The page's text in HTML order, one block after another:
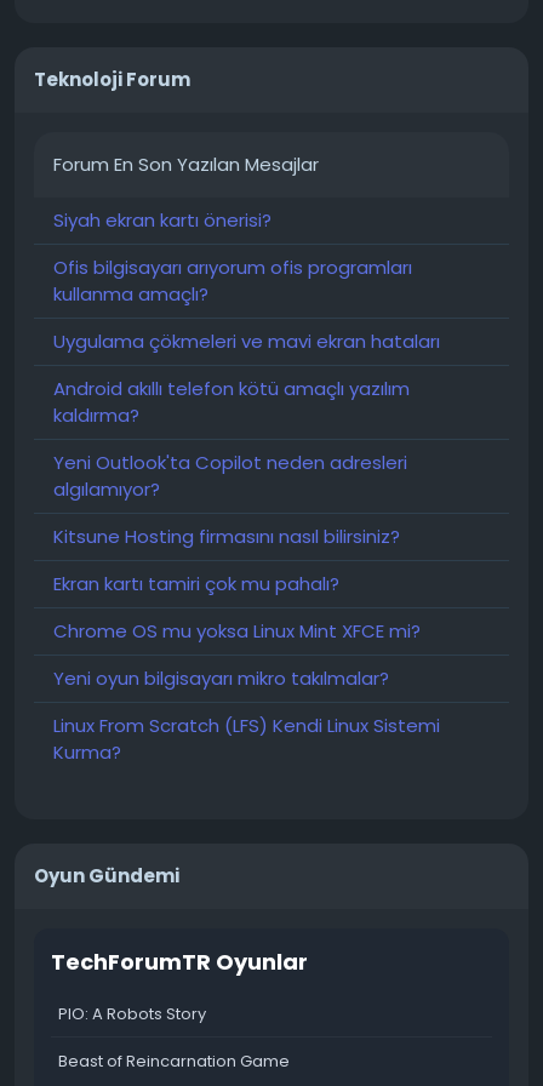
Teknoloji Forum
Forum En Son Yazılan Mesajlar
Siyah ekran kartı önerisi?
Ofis bilgisayarı arıyorum ofis programları
kullanma amaçlı?
Uygulama çökmeleri ve mavi ekran hataları
Android akıllı telefon kötü amaçlı yazılım
kaldırma?
Yeni Outlook'ta Copilot neden adresleri
algılamıyor?
Kitsune Hosting firmasını nasıl bilirsiniz?
Ekran kartı tamiri çok mu pahalı?
Chrome OS mu yoksa Linux Mint XFCE mi?
Yeni oyun bilgisayarı mikro takılmalar?
Linux From Scratch (LFS) Kendi Linux Sistemi
Kurma?
Oyun Gündemi
TechForumTR Oyunlar
PIO: A Robots Story
Beast of Reincarnation Game